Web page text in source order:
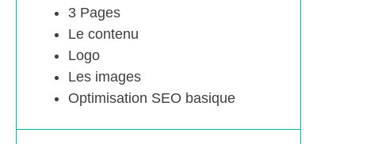
3 Pages
Le contenu
Logo
Les images
Optimisation SEO basique